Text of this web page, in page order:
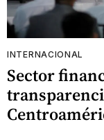
INTERNACIONAL
Sector